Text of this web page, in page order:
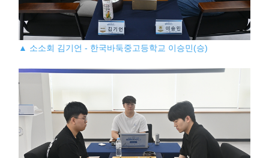
▲ 소소회 김기언 - 한국바둑중고등학교 이승민(승)